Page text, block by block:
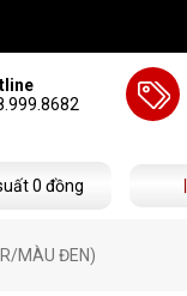
0 đồng
MÀU ĐEN)